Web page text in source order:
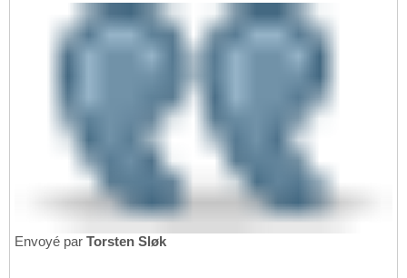
Envoyé par Torsten Sløk